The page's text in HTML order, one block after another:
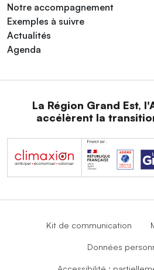
Notre accompagnement
Exemples à suivre
Actualités
Agenda
La Région Grand Est,
accélèrent la
Kit de communication
Données